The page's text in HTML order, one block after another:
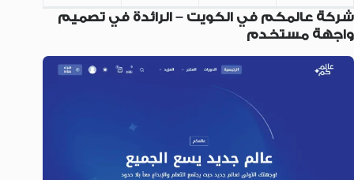
شركة عالمكم في الكويت – الرائدة في تصميم
واجهة مستخدم